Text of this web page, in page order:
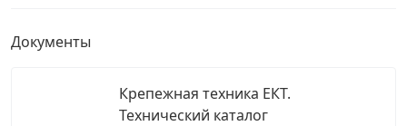
Документы
Крепежная техника ЕКТ.
Технический каталог